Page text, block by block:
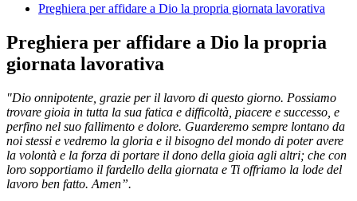
Preghiera per affidare a Dio la propria giornata lavorativa
Preghiera per affidare a Dio la propria
giornata lavorativa
"Dio onnipotente, grazie per il lavoro di questo giorno. Possiamo
trovare gioia in tutta la sua fatica e difficoltà, piacere e successo, e
perfino nel suo fallimento e dolore. Guarderemo sempre lontano da
noi stessi e vedremo la gloria e il bisogno del mondo di poter avere
la volontà e la forza di portare il dono della gioia agli altri; che con
loro sopportiamo il fardello della giornata e Ti offriamo la lode del
lavoro ben fatto. Amen”.